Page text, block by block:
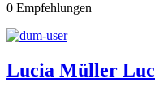
0 Empfehlungen
Lucia Müller